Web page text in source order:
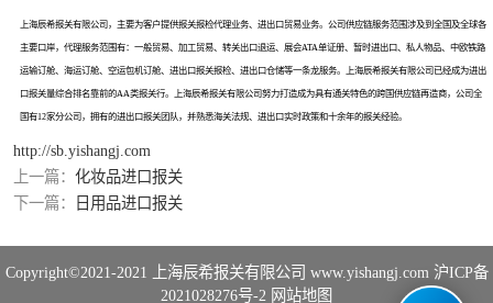
上海辰希报关有限公司，主要为客户提供报关报检代理业务、进出口贸易业务。公司供应链服务范围涉及到全国及全球各
主要口岸，代理服务范围有：一般贸易、加工贸易、转关出口退运、展会ATA单证册、暂时进出口、私人物品、中欧铁路
运输订舱、海运订舱、空运包机订舱、进出口报关报检、进出口仓储等一条龙服务。上海辰希报关有限公司已经成为进出
口报关量综合排名靠前的AA类报关行。上海辰希报关有限公司努力打造成为具有通关特色的跨国供应链再造商，公司全
国有12家分公司，拥有的进出口报关团队，并熟悉海关法规、进出口实时政策和十余年的报关经验。
http://sb.yishangj.com
上一篇： 化妆品进口报关
下一篇：
日用品进口报关
Copyright©2021-2021 上海辰希报关有限公司 www.yishangj.com 沪ICP备
2021028276号-2 网站地图